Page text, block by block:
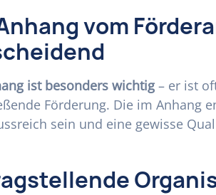
vom
ist besonders wichtig – er ist
Förderung. Die im Anhang
sein und eine gewisse